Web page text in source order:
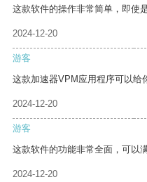
这款软件的操作非常简单，即使
2024-12-20
游客
这款加速器VPM应用程序可以给
2024-12-20
游客
这款软件的功能非常全面，可以
2024-12-20